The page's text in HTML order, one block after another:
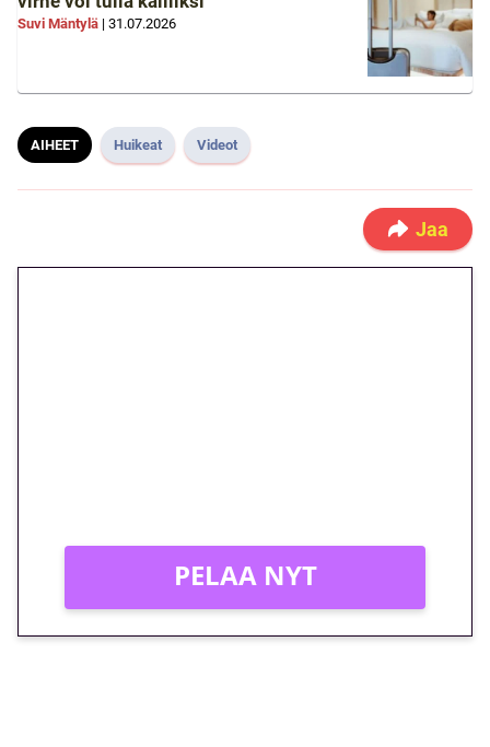
Suvi Mäntylä | 31.07.2026
AIHEET Huikeat Videot
Jaa
PELAA NYT